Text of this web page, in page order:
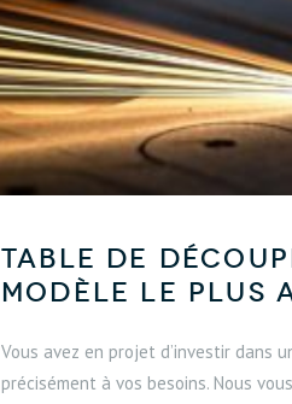
Table de
modèle le plus
Vous avez en projet d’investir dans
précisément à vos besoins. Nous